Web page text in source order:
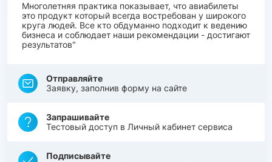
Многолетняя практика показывает, что авиабилеты
это продукт который всегда востребован у широкого
круга людей. Все кто обдуманно подходит к ведению
бизнеса и соблюдает наши рекомендации - достигают
результатов"
Отправляйте
Заявку, заполнив форму на сайте
Запрашивайте
Тестовый доступ в Личный кабинет сервиса
Подписывайте